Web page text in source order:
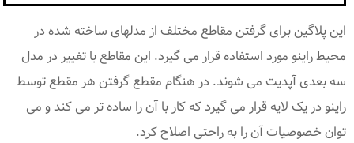
این پلاگین برای گرفتن مقاطع مختلف از مدلهای ساخته شده در
محیط راینو مورد استفاده قرار می گیرد. این مقاطع با تغییر در مدل
سه بعدی آپدیت می شوند. در هنگام مقطع گرفتن هر مقطع توسط
راینو در یک لایه قرار می گیرد که کار با آن را ساده تر می کند و می
توان خصوصیات آن را به راحتی اصلاح کرد.